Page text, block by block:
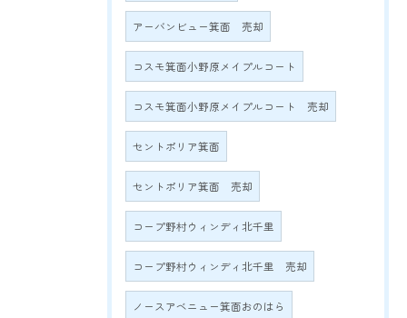
アーバンビュー箕面 売却
コスモ箕面小野原メイプルコート
コスモ箕面小野原メイプルコート 売却
セントポリア箕面
セントポリア箕面 売却
コープ野村ウィンディ北千里
コープ野村ウィンディ北千里 売却
ノースアベニュー箕面おのはら